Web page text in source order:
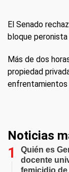
El Senado
bloque
Más de dos
propiedad
enfrentamientos
Noticias
Quién es
docente
femicidio